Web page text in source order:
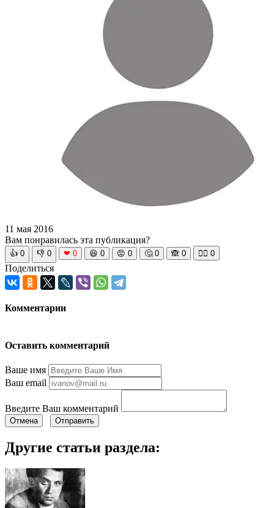
11 мая 2016
Вам понравилась эта публикация?
👍 0 👎 0 ❤ 0 😆 0 😡 0 🤔 0 🙈 0 🧘‍♀️ 0
Поделиться
Комментарии
Оставить комментарий
Ваше имя
Ваш email
Введите Ваш комментарий
Отмена Отправить
Другие статьи раздела: